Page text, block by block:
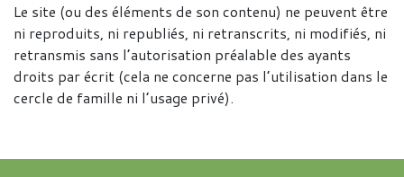
Le site (ou des éléments de son contenu) ne peuvent être
ni reproduits, ni republiés, ni retranscrits, ni modifiés, ni
retransmis sans l’autorisation préalable des ayants
droits par écrit (cela ne concerne pas l’utilisation dans le
cercle de famille ni l’usage privé).